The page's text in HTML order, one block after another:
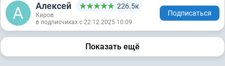
Алексей 226.5к
Киров
в подписчиках с 22.12.2025 10:09
Подписаться
Показать ещё